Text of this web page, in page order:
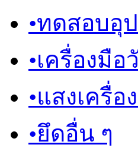
•ทดสอบอุ
•เครื่องมื
•แสงเครื่อ
•ยึดอื่น ๆ